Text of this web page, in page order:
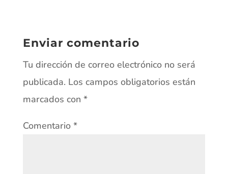
Enviar comentario
Tu dirección de correo electrónico no será
publicada. Los campos obligatorios están
marcados con *
Comentario *